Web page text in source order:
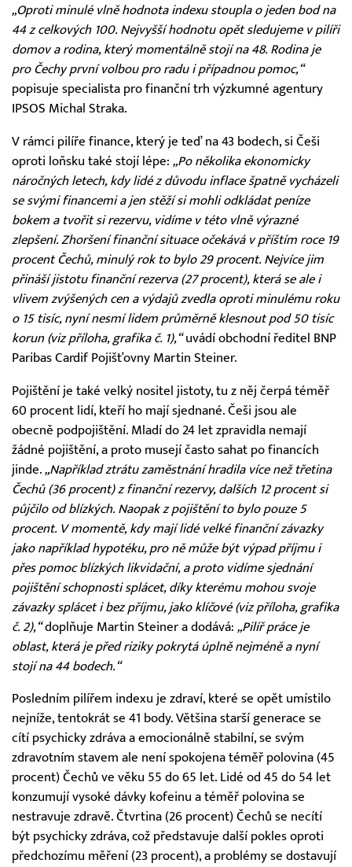
„Oproti minulé vlně hodnota indexu stoupla o jeden bod na
44 z celkových 100. Nejvyšší hodnotu opět sledujeme v pilíři
domov a rodina, který momentálně stojí na 48. Rodina je
pro Čechy první volbou pro radu i případnou pomoc,“
popisuje specialista pro finanční trh výzkumné agentury
IPSOS Michal Straka.
V rámci pilíře finance, který je teď na 43 bodech, si Češi
oproti loňsku také stojí lépe: „Po několika ekonomicky
náročných letech, kdy lidé z důvodu inflace špatně vycházeli
se svými financemi a jen stěží si mohli odkládat peníze
bokem a tvořit si rezervu, vidíme v této vlně výrazné
zlepšení. Zhoršení finanční situace očekává v příštím roce 19
procent Čechů, minulý rok to bylo 29 procent. Nejvíce jim
přináší jistotu finanční rezerva (27 procent), která se ale i
vlivem zvýšených cen a výdajů zvedla oproti minulému roku
o 15 tisíc, nyní nesmí lidem průměrně klesnout pod 50 tisíc
korun (viz příloha, grafika č. 1),“uvádí obchodní ředitel BNP
Paribas Cardif Pojišťovny Martin Steiner.
Pojištění je také velký nositel jistoty, tu z něj čerpá téměř
60 procent lidí, kteří ho mají sjednané. Češi jsou ale
obecně podpojištění. Mladí do 24 let zpravidla nemají
žádné pojištění, a proto musejí často sahat po financích
jinde. „Například ztrátu zaměstnání hradila více než třetina
Čechů (36 procent) z finanční rezervy, dalších 12 procent si
půjčilo od blízkých. Naopak z pojištění to bylo pouze 5
procent. V momentě, kdy mají lidé velké finanční závazky
jako například hypotéku, pro ně může být výpad příjmu i
přes pomoc blízkých likvidační, a proto vidíme sjednání
pojištění schopnosti splácet, díky kterému mohou svoje
závazky splácet i bez příjmu, jako klíčové (viz příloha, grafika
č. 2),“doplňuje Martin Steiner a dodává: „Pilíř práce je
oblast, která je před riziky pokrytá úplně nejméně a nyní
stojí na 44 bodech.“
Posledním pilířem indexu je zdraví, které se opět umístilo
nejníže, tentokrát se 41 body. Většina starší generace se
cítí psychicky zdráva a emocionálně stabilní, se svým
zdravotním stavem ale není spokojena téměř polovina (45
procent) Čechů ve věku 55 do 65 let. Lidé od 45 do 54 let
konzumují vysoké dávky kofeinu a téměř polovina se
nestravuje zdravě. Čtvrtina (26 procent) Čechů se necítí
být psychicky zdráva, což představuje další pokles oproti
předchozímu měření (23 procent), a problémy se dostavují